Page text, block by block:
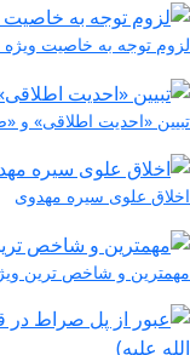
لزوم توجه به خاصیت ویژه
تبیین «احدیت اطلاقی» و
اخلاق علوی سیره مهدوی
مهمترین و شاخص ترین